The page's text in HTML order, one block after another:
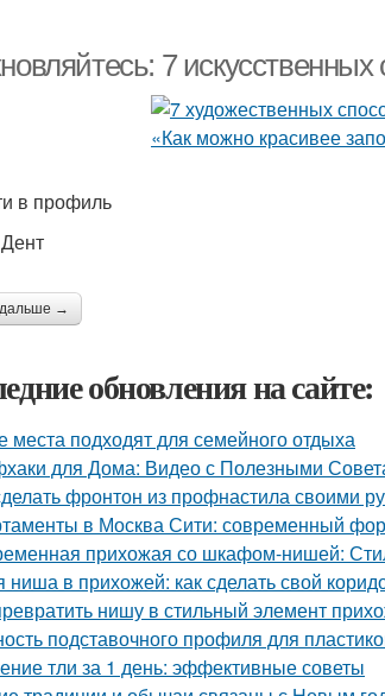
7
в профиль
дальше →
обновления на сайте:
места подходят для семейного отдыха
для Дома: Видео с Полезными
фронтон из профнастила своими
в Москва Сити: современный
прихожая со шкафом-нишей:
ниша в прихожей: как сделать свой
нишу в стильный элемент
подставочного профиля для
тли за 1 день: эффективные советы